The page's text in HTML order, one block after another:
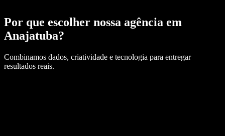
Por que escolher nossa agência em
Anajatuba?
Combinamos dados, criatividade e tecnologia para entregar
resultados reais.